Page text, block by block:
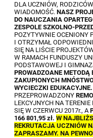
DLA UCZNIÓW,
WIADOMOŚĆ.NASZ
DO NAUCZANIA
ZESPOLE SZKOLNO-
POZYTYWNIE OCENIONY
I OTRZYMAŁ
SIĘ NA LIŚCIE
W RAMACH FUNDUSZY
PODSTAWOWEJ I
PROWADZOANE METODĄ
ZAKUPIONYCH
WYCIECZKI EDUKACYJNE.
PRZEPROWADZONY
LEKCYJNYCH NA
SIĘ W CZERWCU 2017r., A
166 801,95 zł.W
REKRUTACJA UCZNIÓW
ZAPRASZAMY. NA